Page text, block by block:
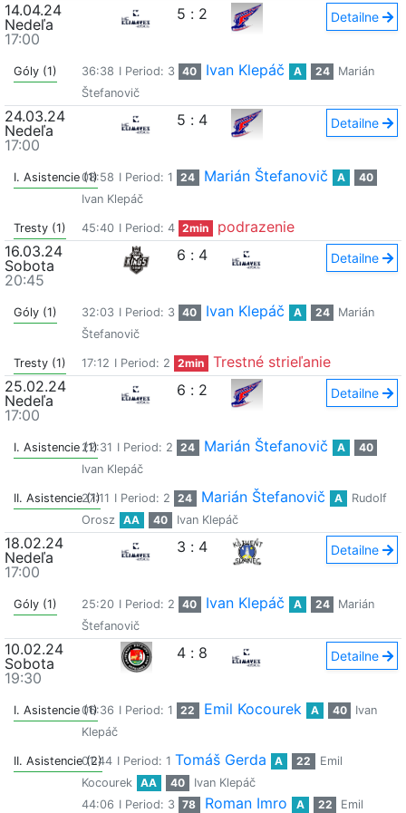
14.04.24
Nedeľa
17:00
5 : 2 Detailne
Góly (1) 36:38 I Period: 3 40 Ivan Klepáč A 24
Marián
Štefanovič
24.03.24
Nedeľa
17:00
5 : 4 Detailne
I. Asistencie (1)08:58 I Period: 1 24 Marián Štefanovič A
40
Ivan Klepáč
Tresty (1) 45:40 I Period: 4 2min
podrazenie
16.03.24
Sobota
20:45
6 : 4 Detailne
Góly (1) 32:03 I Period: 3 40 Ivan Klepáč A 24
Marián
Štefanovič
Tresty (1) 17:12 I Period: 2 2min
Trestné strieľanie
25.02.24
Nedeľa
17:00
6 : 2 Detailne
I. Asistencie (1)22:31 I Period: 2 24 Marián Štefanovič A
40
Ivan Klepáč
II. Asistencie (1)
27:11 I Period: 2 24 Marián Štefanovič A
Rudolf
Orosz
AA 40 Ivan Klepáč
18.02.24
Nedeľa
17:00
3 : 4 Detailne
Góly (1) 25:20 I Period: 2 40 Ivan Klepáč A 24
Marián
Štefanovič
10.02.24
Sobota
19:30
4 : 8 Detailne
I. Asistencie (1)06:36 I Period: 1 22 Emil Kocourek A 40
Ivan
Klepáč
II. Asistencie (2)
01:44 I Period: 1 Tomáš Gerda A 22
Emil
Kocourek
AA 40
Ivan Klepáč
44:06 I Period: 3 78 Roman Imro A 22 Emil